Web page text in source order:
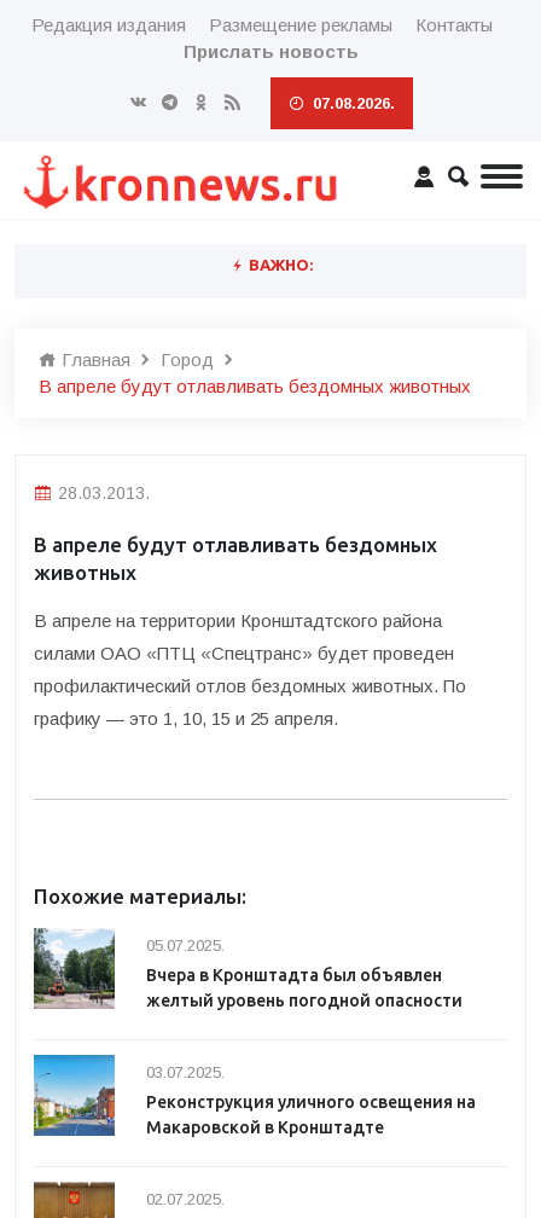
Редакция издания Размещение рекламы
Контакты
Прислать новость
07.08.2026.
ВАЖНО:
Главная
Город
В апреле будут отлавливать бездомных животных
28.03.2013.
В апреле будут отлавливать бездомных
животных
В апреле на территории Кронштадтского района
силами ОАО «ПТЦ «Спецтранс» будет проведен
профилактический отлов бездомных животных. По
графику — это 1, 10, 15 и 25 апреля.
Похожие материалы:
05.07.2025.
Вчера в Кронштадта был объявлен
желтый уровень погодной опасности
03.07.2025.
Реконструкция уличного освещения на
Макаровской в Кронштадте
02.07.2025.